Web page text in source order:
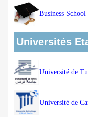
Business
Universités
Université de
Université de